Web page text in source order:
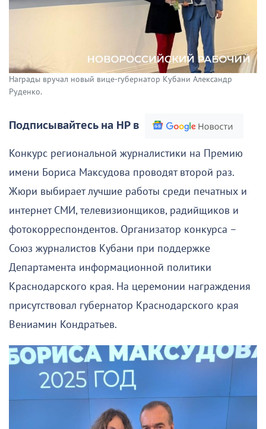
Награды вручал новый вице-губернатор Кубани Александр
Руденко.
Подписывайтесь на НР в
Конкурс региональной журналистики на Премию
имени Бориса Максудова проводят второй раз.
Жюри выбирает лучшие работы среди печатных и
интернет СМИ, телевизионщиков, радийщиков и
фотокорреспондентов. Организатор конкурса –
Союз журналистов Кубани при поддержке
Департамента информационной политики
Краснодарского края. На церемонии награждения
присутствовал губернатор Краснодарского края
Вениамин Кондратьев.